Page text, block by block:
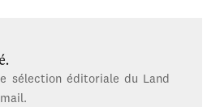
sélection éditoriale du Land